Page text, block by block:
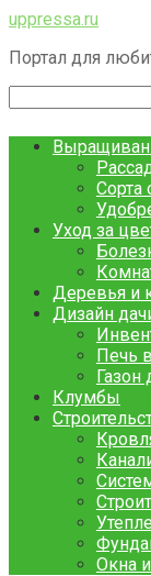
Перейти
контенту
uppressa.ru
Портал для
Сорта
Уход за
Деревья и
Дизайн
Печь
Газон
Клумбы
Окна